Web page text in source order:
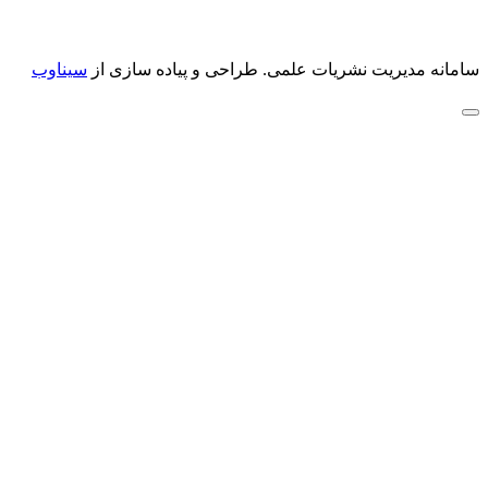
سامانه مدیریت نشریات علمی. طراحی و پیاده سازی از سیناوب